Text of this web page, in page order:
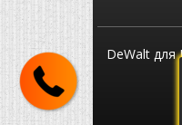
DeWalt